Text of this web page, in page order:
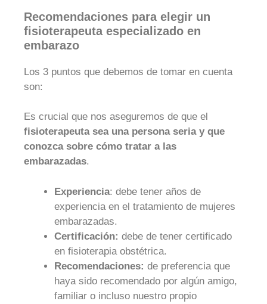
Recomendaciones para elegir un
fisioterapeuta especializado en
embarazo
Los 3 puntos que debemos de tomar en cuenta
son:
Es crucial que nos aseguremos de que el
fisioterapeuta sea una persona seria y que
conozca sobre cómo tratar a las
embarazadas.
Experiencia: debe tener años de
experiencia en el tratamiento de mujeres
embarazadas.
Certificación: debe de tener certificado
en fisioterapia obstétrica.
Recomendaciones: de preferencia que
haya sido recomendado por algún amigo,
familiar o incluso nuestro propio